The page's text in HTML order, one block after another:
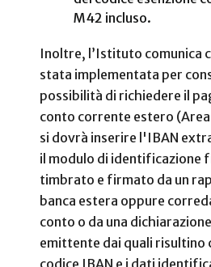
M42 incluso.
Inoltre, l’Istituto comunica
stata implementata per
possibilità di richiedere il
conto corrente estero (Area
si dovrà inserire l'IBAN
il modulo di identificazione
timbrato e firmato da un
banca estera oppure
conto o da una
emittente dai quali risultino
codice IBAN e i dati